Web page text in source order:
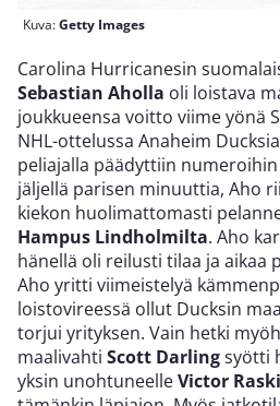
Kuva:Getty Images
Carolina Hurricanesin
Sebastian Aholla oli loistava
joukkueensa voitto viime yönä
NHL-ottelussa Anaheim
peliajalla päädyttiin numeroihin
jäljellä parisen minuuttia, Aho
kiekon huolimattomasti
Hampus Lindholmilta. Aho
hänellä oli reilusti tilaa ja aikaa
Aho yritti viimeistelyä
loistovireessä ollut Ducksin
torjui yrityksen. Vain hetki
maalivahti Scott Darlingsyötti
yksin unohtuneelleVictor